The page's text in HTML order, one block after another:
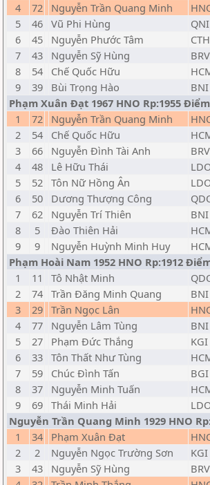
4
72 Nguyễn Trần Quang Minh
5
46 Vũ Phi Hùng QNI
6
45 Nguyễn Phước Tâm CTH
7
43 Nguyễn Sỹ Hùng BRV
8
54 Chế Quốc Hữu
9
39 Bùi Trọng Hào BNI
Phạm Xuân Đạt 1967 HNO Rp:1955
1
72 Nguyễn Trần Quang Minh
2
54 Chế Quốc Hữu
3
66 Nguyễn Đình Tài Anh BRV
4
48 Lê Hữu Thái
5
52 Tôn Nữ Hồng Ân
6
50 Dương Thượng Công
7
62 Nguyễn Trí Thiên BNI
8
5 Đào Thiên Hải
9
9 Nguyễn Huỳnh Minh Huy
Phạm Hoài Nam 1952 HNO Rp:1912
1
11 Tô Nhật Minh
2
74 Trần Đăng Minh Quang BNI
3
29 Trần Ngọc Lân
4
77 Nguyễn Lâm Tùng BNI
5
27 Phạm Đức Thắng KGI
6
33 Tôn Thất Như Tùng
7
59 Chúc Đình Tấn BGI
8
37 Nguyễn Minh Tuấn
9
69 Thái Minh Hải
Nguyễn Trần Quang Minh 1929 HNO
1
34 Phạm Xuân Đạt
2
2 Nguyễn Ngọc Trường Sơn KGI
3
43 Nguyễn Sỹ Hùng BRV